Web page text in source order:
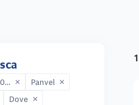
close Panvel close
Dove close
1